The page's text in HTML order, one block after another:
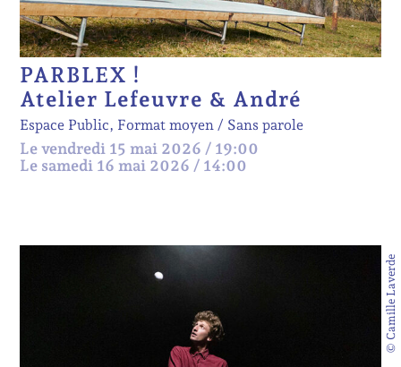
PARBLEX !
Atelier Lefeuvre & André
Espace Public, Format moyen Sans parole
Le vendredi 15 mai 2026 / 19:00
Le samedi 16 mai 2026 / 14:00
© Camille Laverde